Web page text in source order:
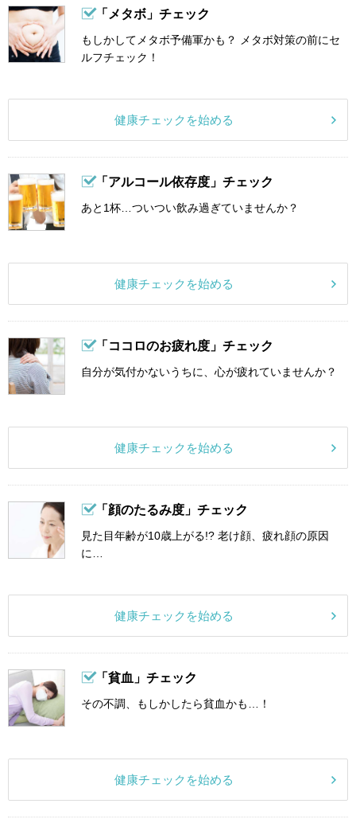
「メタボ」チェック
もしかしてメタボ予備軍かも？ メタボ対策の前にセ
ルフチェック！
健康チェックを始める
「アルコール依存度」チェック
あと1杯…ついつい飲み過ぎていませんか？
健康チェックを始める
「ココロのお疲れ度」チェック
自分が気付かないうちに、心が疲れていませんか？
健康チェックを始める
「顔のたるみ度」チェック
見た目年齢が10歳上がる!? 老け顔、疲れ顔の原因
に…
健康チェックを始める
「貧血」チェック
その不調、もしかしたら貧血かも…！
健康チェックを始める